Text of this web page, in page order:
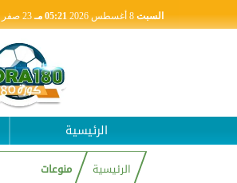
السبت 05:21 مـ 23 صفر 1448
الرئيسية
الرئيسية منوعات